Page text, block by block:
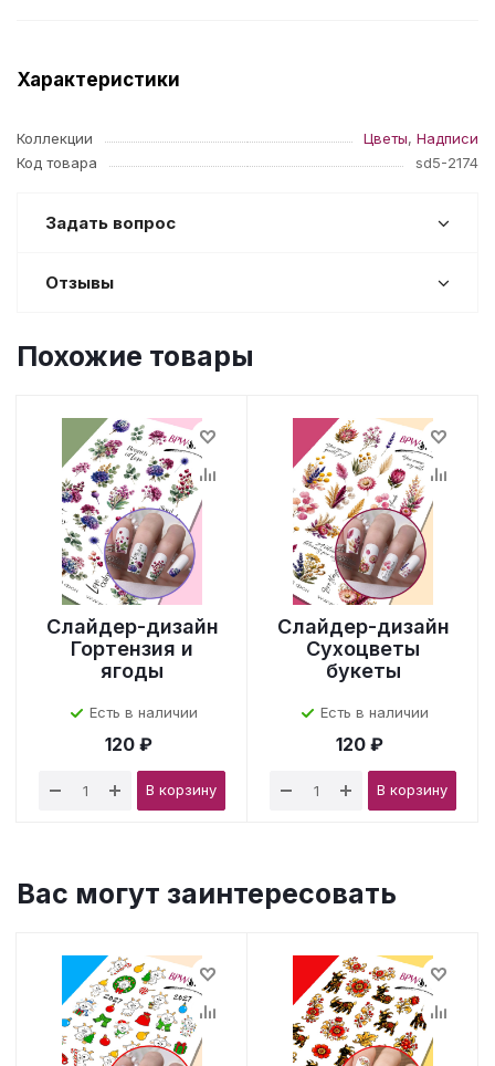
Характеристики
Коллекции Цветы, Надписи
Код товара
sd5-2174
Задать вопрос
Отзывы
Похожие товары
Слайдер-дизайн
Гортензия и
ягоды
Есть в наличии
120 ₽
В корзину
Слайдер-дизайн
Сухоцветы
букеты
Есть в наличии
120 ₽
В корзину
Вас могут заинтересовать